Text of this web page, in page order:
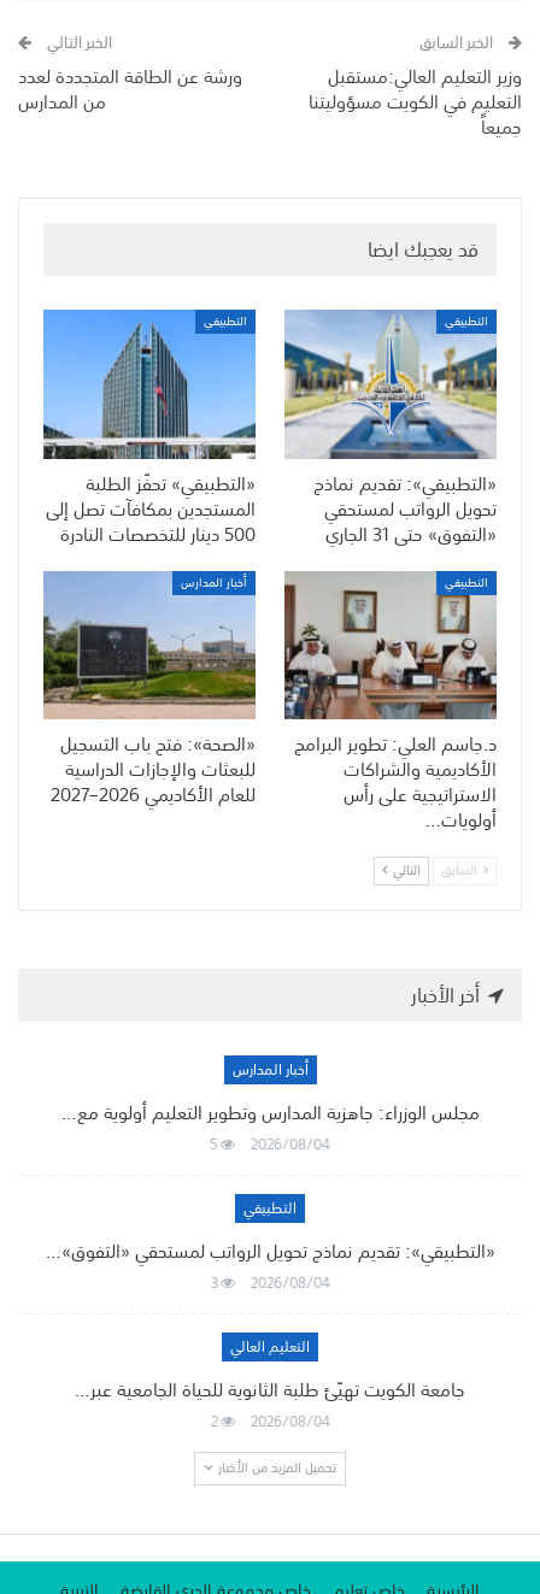
الخبر السابق
وزير التعليم العالي:مستقبل
التعليم في الكويت مسؤوليتنا
جميعاً
الخبر التالي
ورشة عن الطاقة المتجددة لعدد
من المدارس
قد يعجبك ايضا
التطبيقي
«التطبيقي»: تقديم نماذج
تحويل الرواتب لمستحقي
«التفوق» حتى 31 الجاري
التطبيقي
«التطبيقي» تحفّز الطلبة
المستجدين بمكافآت تصل إلى
500 دينار للتخصصات النادرة
التطبيقي
د.جاسم العلي: تطوير البرامج
الأكاديمية والشراكات
الاستراتيجية على رأس
أولويات…
أخبار المدارس
«الصحة»: فتح باب التسجيل
للبعثات والإجازات الدراسية
للعام الأكاديمي 2026–2027
السابق التالي
أخر الأخبار
أخبار المدارس
مجلس الوزراء: جاهزية المدارس وتطوير التعليم أولوية مع…
2026/08/04
5
التطبيقي
«التطبيقي»: تقديم نماذج تحويل الرواتب لمستحقي «التفوق»…
2026/08/04
3
التعليم العالي
جامعة الكويت تهيّئ طلبة الثانوية للحياة الجامعية عبر…
2026/08/04
2
تحميل المزيد من الأخبار